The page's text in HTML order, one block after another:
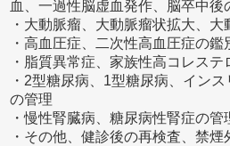
血、一過性脳虚血発作、脳卒中後
・大動脈瘤、大動脈瘤状拡大、
・高血圧症、二次性高血圧症の鑑
・脂質異常症、家族性高コレステ
・2型糖尿病、1型糖尿病、イン
の管理
・慢性腎臓病、糖尿病性腎症の管
・その他、健診後の再検査、禁煙